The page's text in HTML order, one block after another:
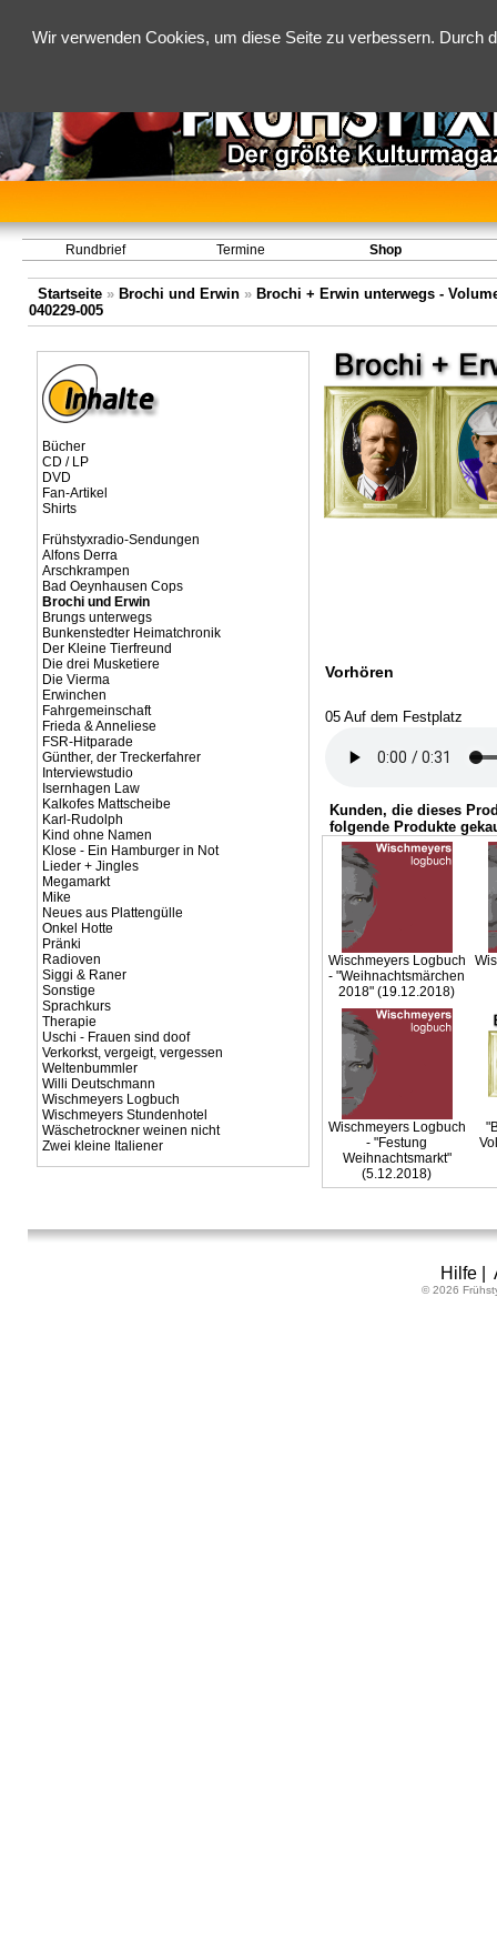
Wir verwenden Cookies, um diese Seite zu verbessern.
Rundbrief Termine Shop
Startseite» Brochi und Erwin» Brochi + Erwin unterwegs -
040229-005
Bücher
CD / LP
DVD
Fan-Artikel
Shirts
Frühstyxradio-Sendungen
Alfons Derra
Arschkrampen
Bad Oeynhausen Cops
Brochi und Erwin
Brungs unterwegs
Bunkenstedter Heimatchronik
Der Kleine Tierfreund
Die drei Musketiere
Die Vierma
Erwinchen
Fahrgemeinschaft
Frieda & Anneliese
FSR-Hitparade
Günther, der Treckerfahrer
Interviewstudio
Isernhagen Law
Kalkofes Mattscheibe
Karl-Rudolph
Kind ohne Namen
Klose - Ein Hamburger in Not
Lieder + Jingles
Megamarkt
Mike
Neues aus Plattengülle
Onkel Hotte
Pränki
Radioven
Siggi & Raner
Sonstige
Sprachkurs
Therapie
Uschi - Frauen sind doof
Verkorkst, vergeigt, vergessen
Weltenbummler
Willi Deutschmann
Wischmeyers Logbuch
Wischmeyers Stundenhotel
Wäschetrockner weinen nicht
Zwei kleine Italiener
Vorhören
05 Auf dem Festplatz
Kunden, die dieses
folgende Produkte
Wischmeyers Logbuch
- "Weihnachtsmärchen
2018" (19.12.2018)
Wischmeyers Logbuch
- "Festung
Weihnachtsmarkt"
(5.12.2018)
Hilfe|
© 2026